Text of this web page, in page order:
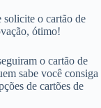
solicite o cartão de
ótimo!
o cartão de
sabe você consiga
de cartões de